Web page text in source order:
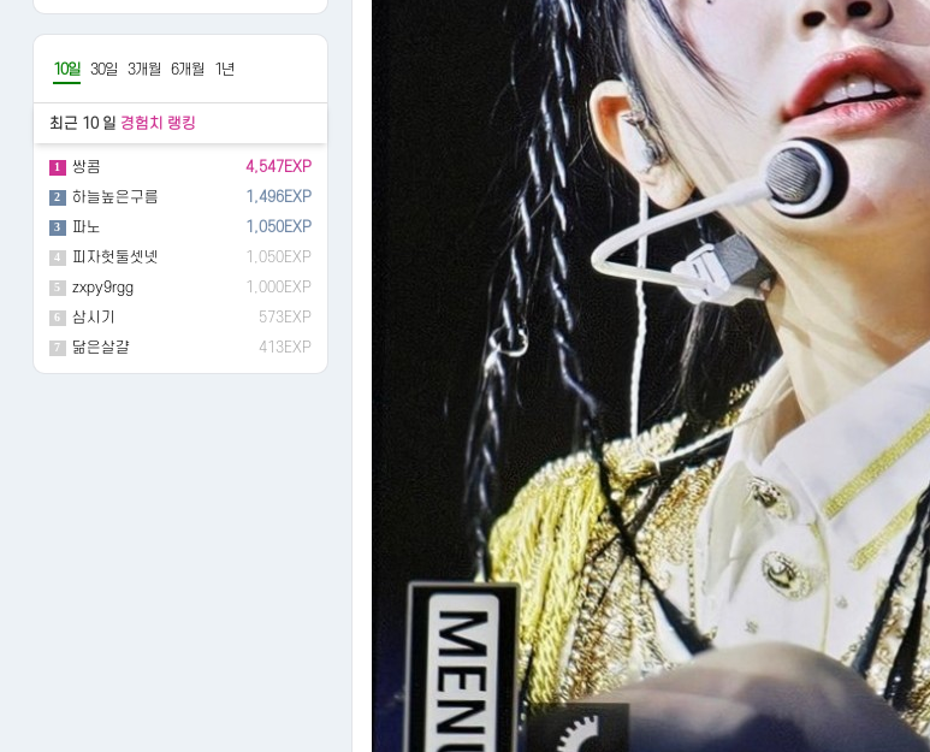
10일 30일 3개월 6개월 1년
최근 10 일 경험치 랭킹
1 쌍콤 4,547EXP
2 하늘높은구름 1,496EXP
3 파노 1,050EXP
4 피자헛둘셋넷 1,050EXP
5 zxpy9rgg 1,000EXP
6 삼시기 573EXP
7 닮은살걀 413EXP